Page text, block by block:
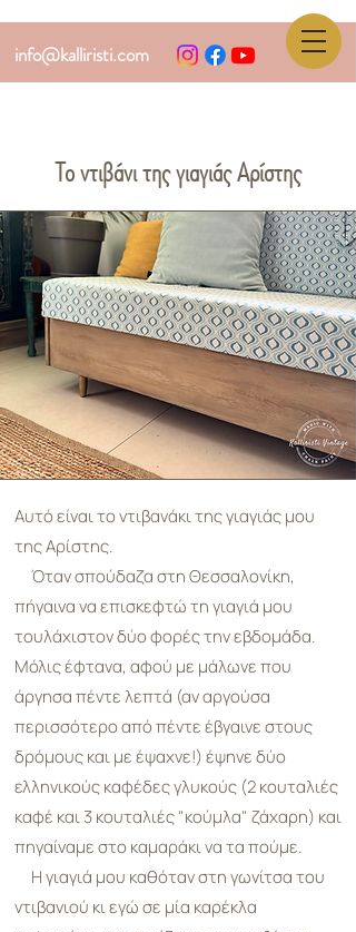
info@kalliristi.com
Το ντιβάνι της γιαγιάς Αρίστης
Αυτό είναι το ντιβανάκι της γιαγιάς μου
της Αρίστης.
Όταν σπούδαζα στη Θεσσαλονίκη,
πήγαινα να επισκεφτώ τη γιαγιά μου
τουλάχιστον δύο φορές την εβδομάδα.
Μόλις έφτανα, αφού με μάλωνε που
άργησα πέντε λεπτά (αν αργούσα
περισσότερο από πέντε έβγαινε στους
δρόμους και με έψαχνε!) έψηνε δύο
ελληνικούς καφέδες γλυκούς (2 κουταλιές
καφέ και 3 κουταλιές "κούμλα" ζάχαρη) και
πηγαίναμε στο καμαράκι να τα πούμε.
Η γιαγιά μου καθόταν στη γωνίτσα του
ντιβανιού κι εγώ σε μία καρέκλα